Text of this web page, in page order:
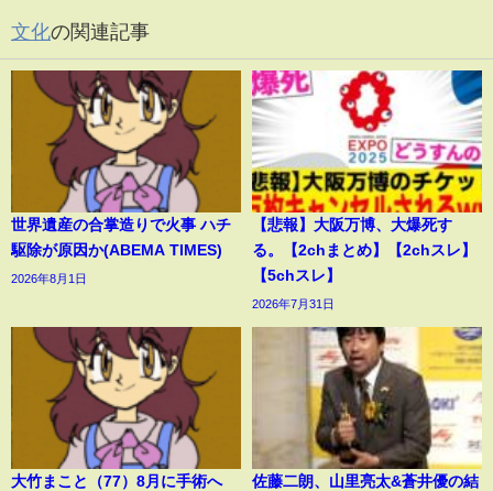
文化の関連記事
世界遺産の合掌造りで火事 ハチ
駆除が原因か(ABEMA TIMES)
2026年8月1日
【悲報】大阪万博、大爆死す
る。【2chまとめ】【2chスレ】
【5chスレ】
2026年7月31日
大竹まこと（77）8月に手術へ
佐藤二朗、山里亮太&蒼井優の結